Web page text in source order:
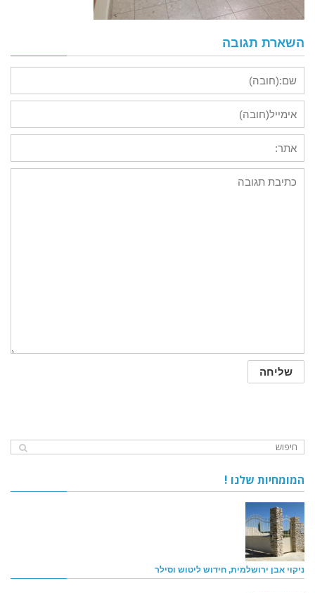
השארת תגובה
המומחיות שלנו !
ניקוי אבן ירושלמית, חידוש ליטוש וסילר